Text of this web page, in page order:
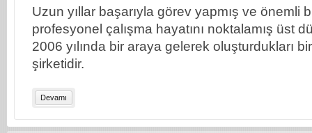
Uzun yıllar başarıyla görev yapmış ve önemli
profesyonel çalışma hayatını noktalamış üst
2006 yılında bir araya gelerek oluşturdukları
şirketidir.
Devamı